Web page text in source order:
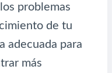
problemas
de tu
adecuada para
más